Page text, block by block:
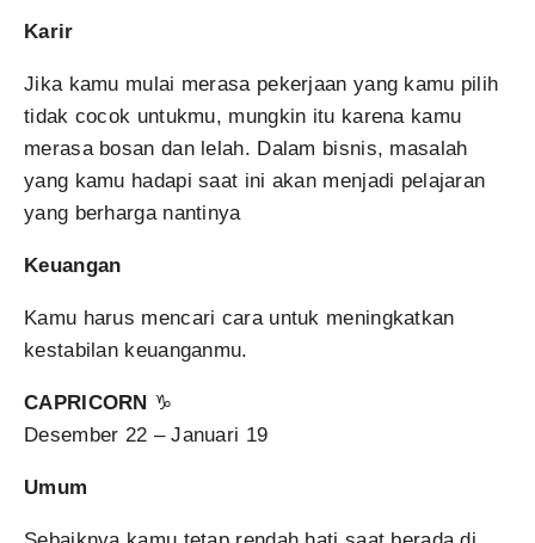
Karir
Jika kamu mulai merasa pekerjaan yang kamu pilih
tidak cocok untukmu, mungkin itu karena kamu
merasa bosan dan lelah. Dalam bisnis, masalah
yang kamu hadapi saat ini akan menjadi pelajaran
yang berharga nantinya
Keuangan
Kamu harus mencari cara untuk meningkatkan
kestabilan keuanganmu.
CAPRICORN ♑
Desember 22 – Januari 19
Umum